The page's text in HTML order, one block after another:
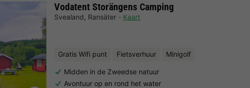
Vodatent Storängens Camping
Svealand, Ransäter Kaart
Gratis Wifi punt Fietsverhuur Minigolf
Midden in de Zweedse natuur
Avontuur op en rond het water